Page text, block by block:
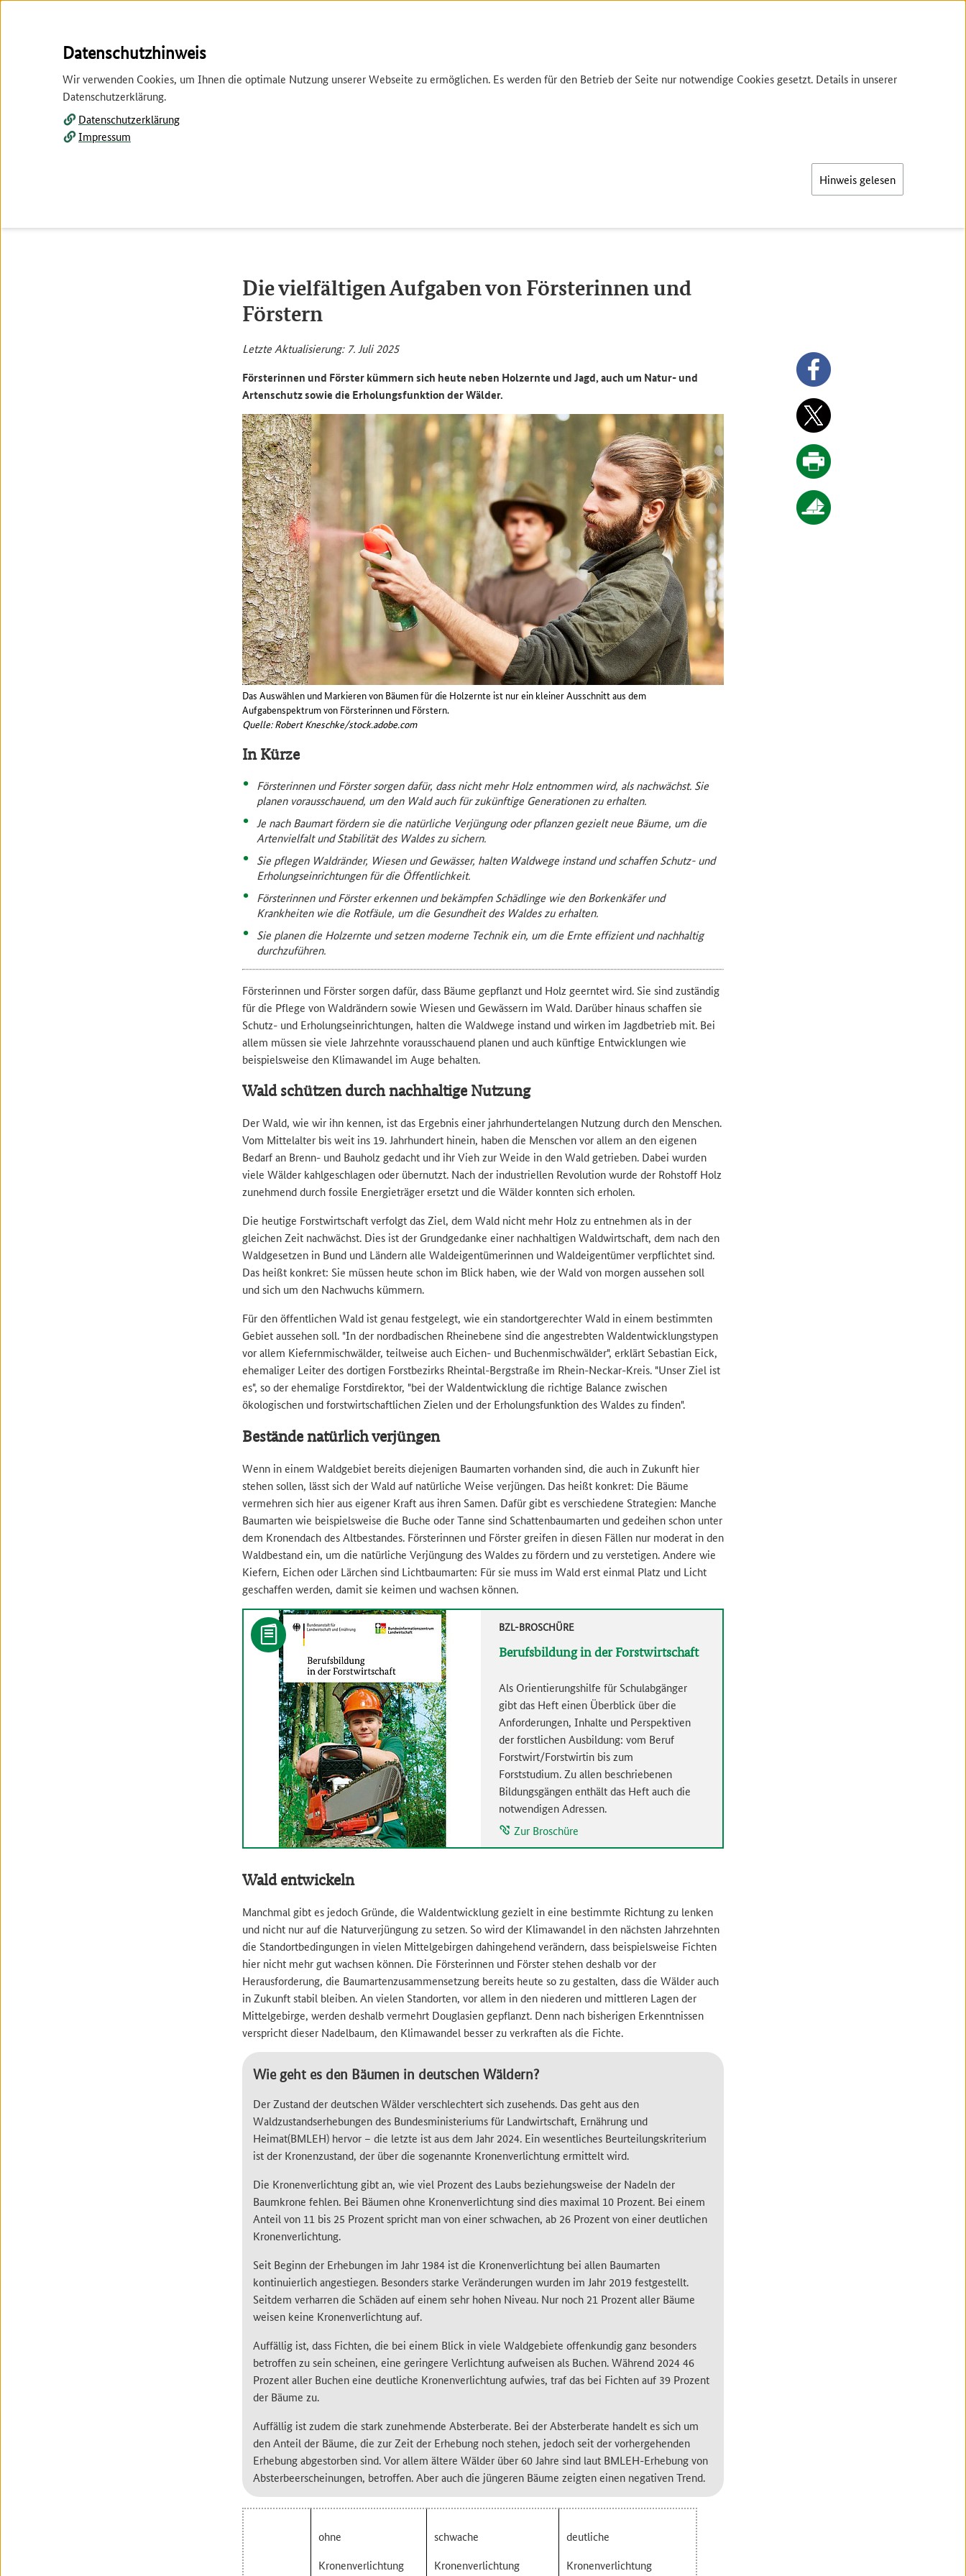
Hauptnavigation
Die vielfältigen Aufgaben von Försterinnen und
Förstern
Letzte Aktualisierung: 7. Juli 2025
Försterinnen und Förster kümmern sich heute neben Holzernte und Jagd, auch um Natur- und
Artenschutz sowie die Erholungsfunktion der Wälder.
Das Auswählen und Markieren von Bäumen für die Holzernte ist nur ein kleiner Ausschnitt aus dem
Aufgabenspektrum von Försterinnen und Förstern.
Quelle: Robert Kneschke/stock.adobe.com
In Kürze
Försterinnen und Förster sorgen dafür, dass nicht mehr Holz entnommen wird, als nachwächst. Sie
planen vorausschauend, um den Wald auch für zukünftige Generationen zu erhalten.​
Je nach Baumart fördern sie die natürliche Verjüngung oder pflanzen gezielt neue Bäume, um die
Artenvielfalt und Stabilität des Waldes zu sichern.
Sie pflegen Waldränder, Wiesen und Gewässer, halten Waldwege instand und schaffen Schutz- und
Erholungseinrichtungen für die Öffentlichkeit.​
Försterinnen und Förster erkennen und bekämpfen Schädlinge wie den Borkenkäfer und
Krankheiten wie die Rotfäule, um die Gesundheit des Waldes zu erhalten.
Sie planen die Holzernte und setzen moderne Technik ein, um die Ernte effizient und nachhaltig
durchzuführen.
Försterinnen und Förster sorgen dafür, dass Bäume gepflanzt und Holz geerntet wird. Sie sind zuständig
für die Pflege von Waldrändern sowie Wiesen und Gewässern im Wald. Darüber hinaus schaffen sie
Schutz- und Erholungseinrichtungen, halten die Waldwege instand und wirken im Jagdbetrieb mit. Bei
allem müssen sie viele Jahrzehnte vorausschauend planen und auch künftige Entwicklungen wie
beispielsweise den Klimawandel im Auge behalten.
Wald schützen durch nachhaltige Nutzung
Der Wald, wie wir ihn kennen, ist das Ergebnis einer jahrhundertelangen Nutzung durch den Menschen.
Vom Mittelalter bis weit ins 19. Jahrhundert hinein, haben die Menschen vor allem an den eigenen
Bedarf an Brenn- und Bauholz gedacht und ihr Vieh zur Weide in den Wald getrieben. Dabei wurden
viele Wälder kahlgeschlagen oder übernutzt. Nach der industriellen Revolution wurde der Rohstoff Holz
zunehmend durch fossile Energieträger ersetzt und die Wälder konnten sich erholen.
Die heutige Forstwirtschaft verfolgt das Ziel, dem Wald nicht mehr Holz zu entnehmen als in der
gleichen Zeit nachwächst. Dies ist der Grundgedanke einer nachhaltigen Waldwirtschaft, dem nach den
Waldgesetzen in Bund und Ländern alle Waldeigentümerinnen und Waldeigentümer verpflichtet sind.
Das heißt konkret: Sie müssen heute schon im Blick haben, wie der Wald von morgen aussehen soll
und sich um den Nachwuchs kümmern.
Für den öffentlichen Wald ist genau festgelegt, wie ein standortgerechter Wald in einem bestimmten
Gebiet aussehen soll. "In der nordbadischen Rheinebene sind die angestrebten Waldentwicklungstypen
vor allem Kiefernmischwälder, teilweise auch Eichen- und Buchenmischwälder", erklärt Sebastian Eick,
ehemaliger Leiter des dortigen Forstbezirks Rheintal-Bergstraße im Rhein-Neckar-Kreis. "Unser Ziel ist
es", so der ehemalige Forstdirektor, "bei der Waldentwicklung die richtige Balance zwischen
ökologischen und forstwirtschaftlichen Zielen und der Erholungsfunktion des Waldes zu finden".
Bestände natürlich verjüngen
Wenn in einem Waldgebiet bereits diejenigen Baumarten vorhanden sind, die auch in Zukunft hier
stehen sollen, lässt sich der Wald auf natürliche Weise verjüngen. Das heißt konkret: Die Bäume
vermehren sich hier aus eigener Kraft aus ihren Samen. Dafür gibt es verschiedene Strategien: Manche
Baumarten wie beispielsweise die Buche oder Tanne sind Schattenbaumarten und gedeihen schon unter
dem Kronendach des Altbestandes. Försterinnen und Förster greifen in diesen Fällen nur moderat in den
Waldbestand ein, um die natürliche Verjüngung des Waldes zu fördern und zu verstetigen. Andere wie
Kiefern, Eichen oder Lärchen sind Lichtbaumarten: Für sie muss im Wald erst einmal Platz und Licht
geschaffen werden, damit sie keimen und wachsen können.
BZL-BROSCHÜRE
Berufsbildung in der Forstwirtschaft
Als Orientierungshilfe für Schulabgänger
gibt das Heft einen Überblick über die
Anforderungen, Inhalte und Perspektiven
der forstlichen Ausbildung: vom Beruf
Forstwirt/Forstwirtin bis zum
Forststudium. Zu allen beschriebenen
Bildungsgängen enthält das Heft auch die
notwendigen Adressen.
Zur Broschüre
Wald entwickeln
Manchmal gibt es jedoch Gründe, die Waldentwicklung gezielt in eine bestimmte Richtung zu lenken
und nicht nur auf die Naturverjüngung zu setzen. So wird der Klimawandel in den nächsten Jahrzehnten
die Standortbedingungen in vielen Mittelgebirgen dahingehend verändern, dass beispielsweise Fichten
hier nicht mehr gut wachsen können. Die Försterinnen und Förster stehen deshalb vor der
Herausforderung, die Baumartenzusammensetzung bereits heute so zu gestalten, dass die Wälder auch
in Zukunft stabil bleiben. An vielen Standorten, vor allem in den niederen und mittleren Lagen der
Mittelgebirge, werden deshalb vermehrt Douglasien gepflanzt. Denn nach bisherigen Erkenntnissen
verspricht dieser Nadelbaum, den Klimawandel besser zu verkraften als die Fichte.
Wie geht es den Bäumen in deutschen Wäldern?
Der Zustand der deutschen Wälder verschlechtert sich zusehends. Das geht aus den
Waldzustandserhebungen des Bundesministeriums für Landwirtschaft, Ernährung und
Heimat(BMLEH) hervor – die letzte ist aus dem Jahr 2024. Ein wesentliches Beurteilungskriterium
ist der Kronenzustand, der über die sogenannte Kronenverlichtung ermittelt wird.
Die Kronenverlichtung gibt an, wie viel Prozent des Laubs beziehungsweise der Nadeln der
Baumkrone fehlen. Bei Bäumen ohne Kronenverlichtung sind dies maximal 10 Prozent. Bei einem
Anteil von 11 bis 25 Prozent spricht man von einer schwachen, ab 26 Prozent von einer deutlichen
Kronenverlichtung.
Seit Beginn der Erhebungen im Jahr 1984 ist die Kronenverlichtung bei allen Baumarten
kontinuierlich angestiegen. Besonders starke Veränderungen wurden im Jahr 2019 festgestellt.
Seitdem verharren die Schäden auf einem sehr hohen Niveau. Nur noch 21 Prozent aller Bäume
weisen keine Kronenverlichtung auf.
Auffällig ist, dass Fichten, die bei einem Blick in viele Waldgebiete offenkundig ganz besonders
betroffen zu sein scheinen, eine geringere Verlichtung aufweisen als Buchen. Während 2024 46
Prozent aller Buchen eine deutliche Kronenverlichtung aufwies, traf das bei Fichten auf 39 Prozent
der Bäume zu.
Auffällig ist zudem die stark zunehmende Absterberate. Bei der Absterberate handelt es sich um
den Anteil der Bäume, die zur Zeit der Erhebung noch stehen, jedoch seit der vorhergehenden
Erhebung abgestorben sind. Vor allem ältere Wälder über 60 Jahre sind laut BMLEH-Erhebung von
Absterbeerscheinungen, betroffen. Aber auch die jüngeren Bäume zeigten einen negativen Trend.
ohne
Kronenverlichtung
schwache
Kronenverlichtung
deutliche
Kronenverlichtung
Datenschutzhinweis
Wir verwenden Cookies, um Ihnen die optimale Nutzung unserer Webseite zu ermöglichen. Es werden für den Betrieb der Seite nur notwendige Cookies gesetzt. Details in unserer
Datenschutzerklärung.
Datenschutzerklärung
Impressum
Hinweis gelesen